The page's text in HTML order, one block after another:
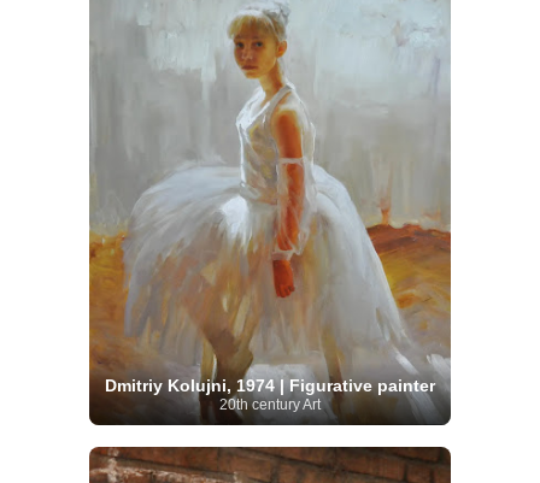
Dmitriy Kolujni, 1974 | Figurative painter
20th century Art